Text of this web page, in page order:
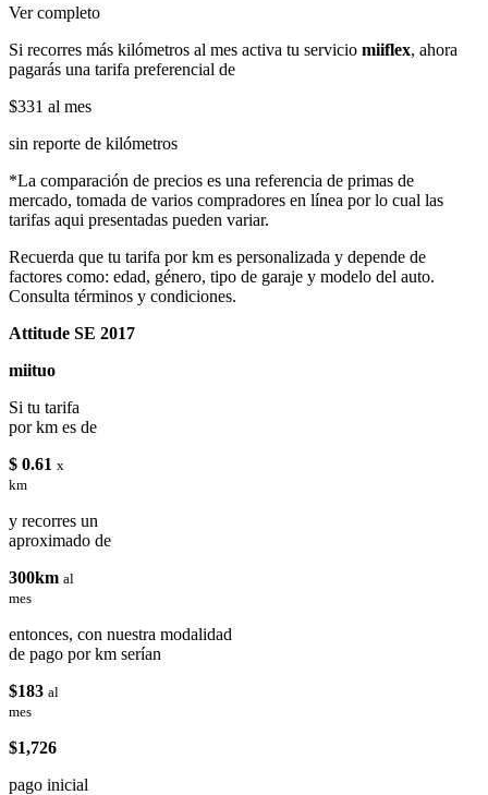
Ver completo
Si recorres más kilómetros al mes activa tu servicio miiflex, ahora
pagarás una tarifa preferencial de
$331 al mes
sin reporte de kilómetros
*La comparación de precios es una referencia de primas de
mercado, tomada de varios compradores en línea por lo cual las
tarifas aqui presentadas pueden variar.
Recuerda que tu tarifa por km es personalizada y depende de
factores como: edad, género, tipo de garaje y modelo del auto.
Consulta términos y condiciones.
Attitude SE 2017
miituo
Si tu tarifa
por km es de
$ 0.61 x
km
y recorres un
aproximado de
300km al
mes
entonces, con nuestra modalidad
de pago por km serían
$183 al
mes
$1,726
pago inicial